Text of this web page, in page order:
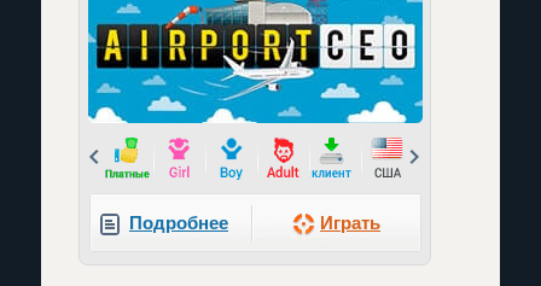
Prev
Подробнее Играть